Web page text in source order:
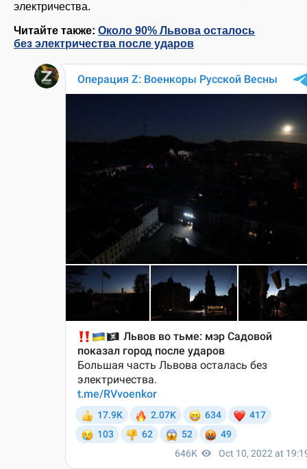
электричества.
Читайте также: Около 90% Львова осталось
без электричества после ударов